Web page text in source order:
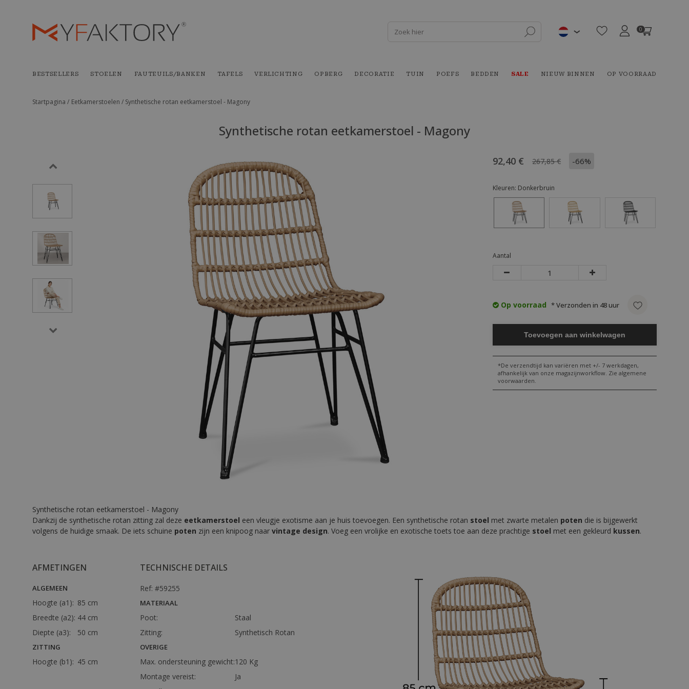
0
BESTSELLERS STOELEN FAUTEUILS/BANKEN TAFELS VERLICHTING OPBERG DECORATIE TUIN POEFS BEDDEN SALE NIEUW BINNEN OP VOORRAAD
Startpagina / Eetkamerstoelen / Synthetische rotan eetkamerstoel - Magony
Synthetische rotan eetkamerstoel - Magony
92,40 € 267,85 € -66%
Kleuren: Donkerbruin
Aantal
Op voorraad * Verzonden in 48 uur
Toevoegen aan winkelwagen
*De verzendtijd kan variëren met +/- 7 werkdagen,
afhankelijk van onze magazijnworkflow. Zie algemene
voorwaarden.
Synthetische rotan eetkamerstoel - Magony
Dankzij de synthetische rotan zitting zal deze eetkamerstoel een vleugje exotisme aan je huis toevoegen. Een synthetische rotan stoel met zwarte metalen poten die is bijgewerkt
volgens de huidige smaak. De iets schuine poten zijn een knipoog naar vintage design. Voeg een vrolijke en exotische toets toe aan deze prachtige stoel met een gekleurd kussen.
AFMETINGEN
ALGEMEEN
Hoogte (a1): 85 cm
Breedte (a2): 44 cm
Diepte (a3):
50 cm
ZITTING
Hoogte (b1): 45 cm
TECHNISCHE DETAILS
Ref: #59255
MATERIAAL
Poot:
Staal
Zitting:
Synthetisch Rotan
OVERIGE
Max. ondersteuning gewicht:120 Kg
Montage vereist:
Ja